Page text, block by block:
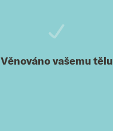
Věnováno vašemu tělu